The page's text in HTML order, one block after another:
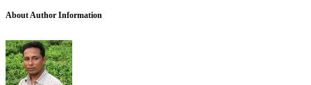
About Author Information